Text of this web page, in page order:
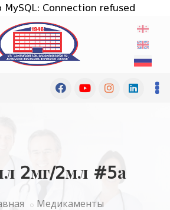
Connection refused
2мг/2мл #5а
Медикаменты